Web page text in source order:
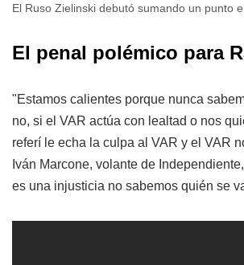
El Ruso Zielinski debutó sumando un punto
El penal polémico para
"Estamos calientes porque nunca
no, si el VAR actúa con lealtad o nos
referí le echa la culpa al VAR y el VAR
Iván Marcone, volante de
es una injusticia no sabemos quién se